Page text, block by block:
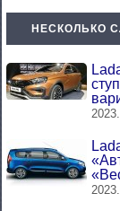
НЕСКОЛЬКО